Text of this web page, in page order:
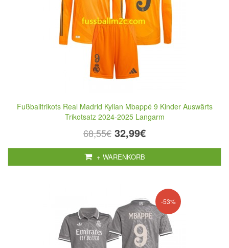
Fußballtrikots Real Madrid Kylian Mbappé 9 Kinder Auswärts
Trikotsatz 2024-2025 Langarm
68,55€ 32,99€
+ WARENKORB
-53%